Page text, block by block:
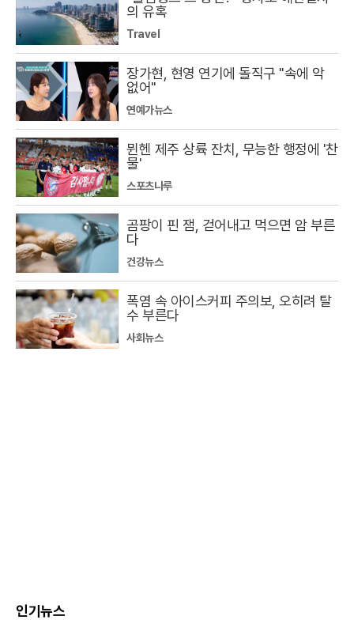
의 유혹
Travel
장가현, 현영 연기에 돌직구 "속에 악
없어"
연예가뉴스
뮌헨 제주 상륙 잔치, 무능한 행정에 '찬
물'
스포츠나루
곰팡이 핀 잼, 걷어내고 먹으면 암 부른
다
건강뉴스
폭염 속 아이스커피 주의보, 오히려 탈
수 부른다
사회뉴스
인기뉴스